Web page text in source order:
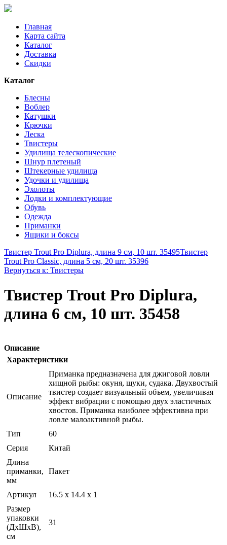
Главная
Карта сайта
Каталог
Доставка
Скидки
Каталог
Блесны
Воблер
Катушки
Крючки
Леска
Твистеры
Удилища телескопические
Шнур плетеный
Штекерные удилища
Удочки и удилища
Эхолоты
Лодки и комплектующие
Обувь
Одежда
Приманки
Ящики и боксы
Твистер Trout Pro Diplura, длина 9 см, 10 шт. 35495Твистер
Trout Pro Classic, длина 5 см, 20 шт. 35396
Вернуться к: Твистеры
Твистер Trout Pro Diplura,
длина 6 см, 10 шт. 35458
Описание
Характеристики
Описание
Приманка предназначена для джиговой ловли
хищной рыбы: окуня, щуки, судака. Двухвостый
твистер создает визуальный объем, увеличивая
эффект вибрации с помощью двух эластичных
хвостов. Приманка наиболее эффективна при
ловле малоактивной рыбы.
Тип
60
Серия
Китай
Длина
приманки,
мм
Пакет
Артикул
16.5 x 14.4 x 1
Размер
упаковки
(ДхШхВ),
см
31